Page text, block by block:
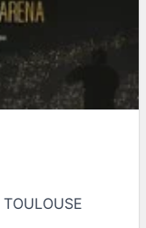
TOULOUSE